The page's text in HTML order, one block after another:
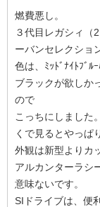
燃費悪し。
３代目レガシィ（
ーバンセレクショ
色は、ﾐｯﾄﾞﾅｲﾄﾌﾞﾙ
ブラックが欲しか
ので
こっちにしました
くで見るとやっぱ
外観は新型よりカ
アルカンターラシ
意味ないです。
SIドライブは、便